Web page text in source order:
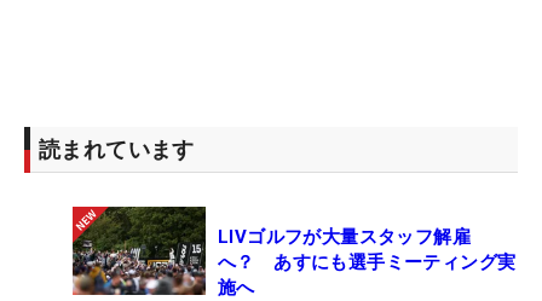
読まれています
LIVゴルフが大量スタッフ解雇
へ？ あすにも選手ミーティング実
施へ